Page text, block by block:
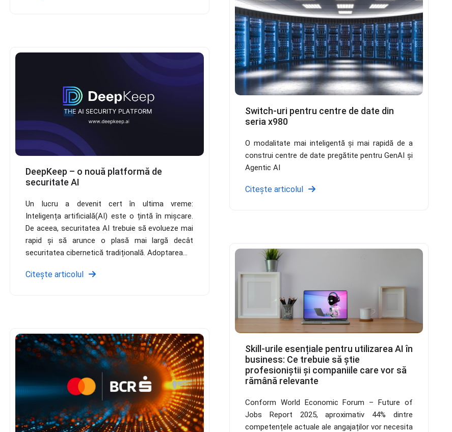
Switch-uri pentru centre de date din
seria x980
O modalitate mai inteligentă și mai rapidă de a
construi centre de date pregătite pentru GenAI și
Agentic AI
Citește articolul
DeepKeep – o nouă platformă de
securitate AI
Un lucru a devenit cert în ultima vreme:
Inteligența artificială(AI) este o țintă în mișcare.
De aceea, securitatea AI trebuie să evolueze mai
rapid și să arunce o plasă mai largă decât
securitatea cibernetică tradițională. Adoptarea...
Citește articolul
Skill-urile esențiale pentru utilizarea AI în
business: Ce trebuie să știe
profesioniștii și companiile care vor să
rămână relevante
Conform World Economic Forum – Future of
Jobs Report 2025, aproximativ 44% dintre
competențele actuale ale angajaților vor necesita